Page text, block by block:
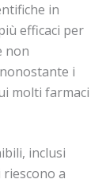
in
efficaci per
non
i
molti farmaci
inclusi
a